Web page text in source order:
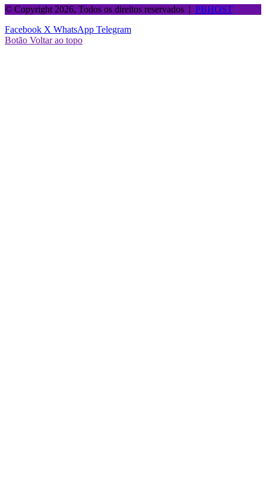
© Copyright 2026, Todos os direitos reservados | PBHOST
Facebook X WhatsApp Telegram
Botão Voltar ao topo